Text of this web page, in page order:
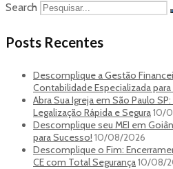
Search
Posts Recentes
Descomplique a Gestão
Contabilidade Especializada
Abra Sua Igreja em São Paulo
Legalização Rápida e Segura10/
Descomplique seu MEI em
para Sucesso! 10/08/2026
Descomplique o Fim:
CE com Total Segurança10/08/